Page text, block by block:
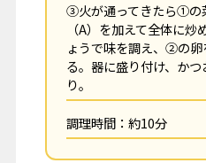
③火が通ってきたら①の
（A）を加えて全体に
ょうで味を調え、②の
る。器に盛り付け、か
り。
調理時間：約10分